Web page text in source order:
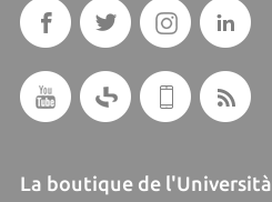
La boutique de l'Università